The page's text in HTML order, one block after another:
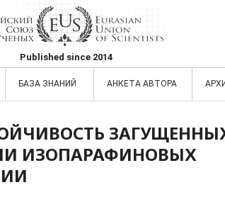
Published since 2014
БАЗА ЗНАНИЙ АНКЕТА АВТОРА
ИЗОПАРАФИНОВЫХ